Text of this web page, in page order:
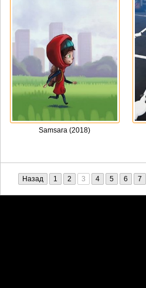
Samsara (2018)
Назад 1 2 3 4 5 6 7